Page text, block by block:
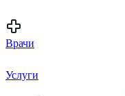
Врачи
Услуги